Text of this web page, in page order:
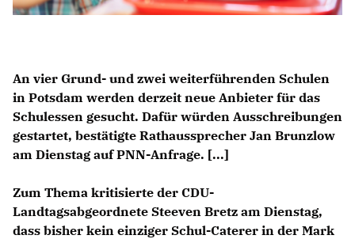
An vier Grund- und zwei weiterführenden Schulen
in Potsdam werden derzeit neue Anbieter für das
Schulessen gesucht. Dafür würden Ausschreibungen
gestartet, bestätigte Rathaussprecher Jan Brunzlow
am Dienstag auf PNN-Anfrage. [...]
Zum Thema kritisierte der CDU-
Landtagsabgeordnete Steeven Bretz am Dienstag,
dass bisher kein einziger Schul-Caterer in der Mark